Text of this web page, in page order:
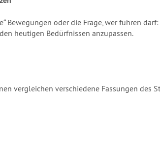
Bewegungen oder die Frage, wer führen
heutigen Bedürfnissen anzupassen.
vergleichen verschiedene Fassungen des